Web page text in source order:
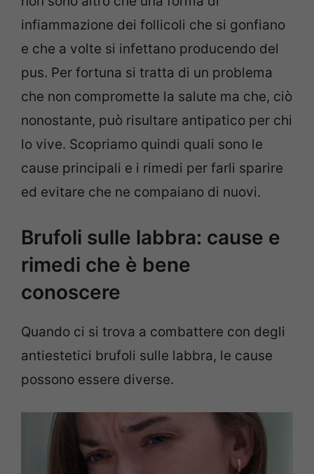
infiammazione dei follicoli che si gonfiano
e che a volte si infettano producendo del
pus. Per fortuna si tratta di un problema
che non compromette la salute ma che, ciò
nonostante, può risultare antipatico per chi
lo vive. Scopriamo quindi quali sono le
cause principali e i rimedi per farli sparire
ed evitare che ne compaiano di nuovi.
Brufoli sulle labbra: cause e
rimedi che è bene
conoscere
Quando ci si trova a combattere con degli
antiestetici brufoli sulle labbra, le cause
possono essere diverse.